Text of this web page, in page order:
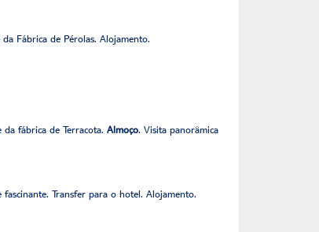
Fábrica de Pérolas. Alojamento.
fábrica de Terracota. Almoço. Visita panorâmica
Transfer para o hotel. Alojamento.